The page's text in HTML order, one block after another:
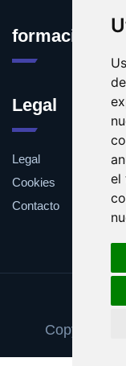
el
Legal
Legal
Cookies
Contacto
Copyright ©